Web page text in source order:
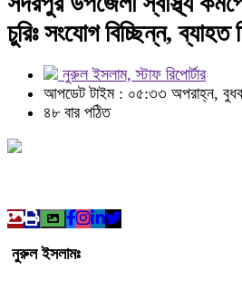
চুরিঃ সংযোগ বিচ্ছিন্ন, ব্যাহত
নুরুল ইসলাম, স্টাফ রিপোর্টার
আপডেট টাইম : ০৫:৩৩ অপরাহ্ন,
৪৮ বার পঠিত
নুরুল ইসলামঃ